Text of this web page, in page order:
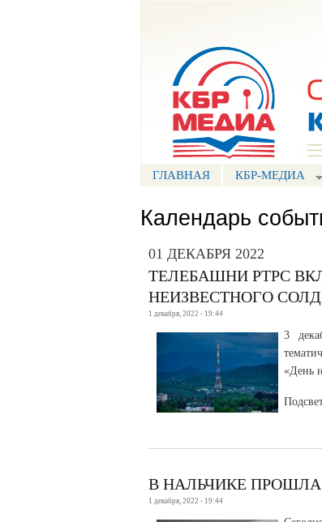
ГЛАВНАЯ КБР-МЕДИА
Календарь
01 ДЕКАБРЯ 2022
ТЕЛЕБАШНИ РТРС
НЕИЗВЕСТНОГО
1 декабря, 2022 - 19:44
3
«День
В НАЛЬЧИКЕ
1 декабря, 2022 - 19:44